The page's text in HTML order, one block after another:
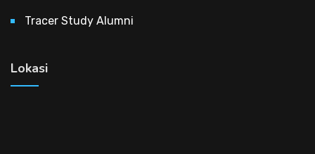
Tracer Study Alumni
Lokasi